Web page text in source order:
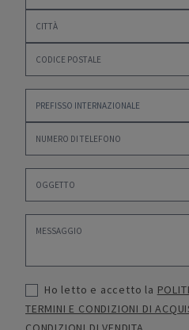
Ho letto e accetto la
TERMINI E CONDIZIONI DI